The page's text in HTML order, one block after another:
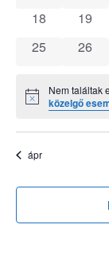
0 események
18 0
19
0 események
25 0
26
Notice
Nem találtak
közelgő
ápr